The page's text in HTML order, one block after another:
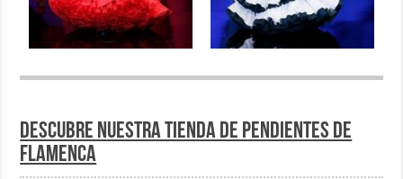
Descubre nuestra tienda de pendientes de
flamenca